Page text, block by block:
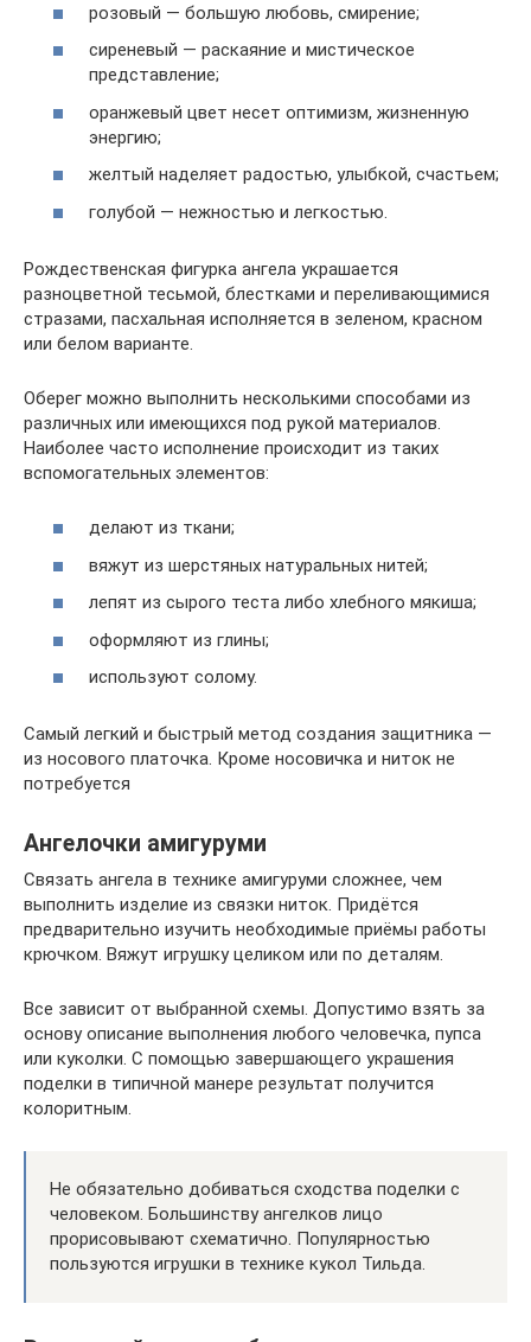
розовый ― большую любовь, смирение;
сиреневый ― раскаяние и мистическое
представление;
оранжевый цвет несет оптимизм, жизненную
энергию;
желтый наделяет радостью, улыбкой, счастьем;
голубой ― нежностью и легкостью.
Рождественская фигурка ангела украшается
разноцветной тесьмой, блестками и переливающимися
стразами, пасхальная исполняется в зеленом, красном
или белом варианте.
Оберег можно выполнить несколькими способами из
различных или имеющихся под рукой материалов.
Наиболее часто исполнение происходит из таких
вспомогательных элементов:
делают из ткани;
вяжут из шерстяных натуральных нитей;
лепят из сырого теста либо хлебного мякиша;
оформляют из глины;
используют солому.
Самый легкий и быстрый метод создания защитника ―
из носового платочка. Кроме носовичка и ниток не
потребуется
Ангелочки амигуруми
Связать ангела в технике амигуруми сложнее, чем
выполнить изделие из связки ниток. Придётся
предварительно изучить необходимые приёмы работы
крючком. Вяжут игрушку целиком или по деталям.
Все зависит от выбранной схемы. Допустимо взять за
основу описание выполнения любого человечка, пупса
или куколки. С помощью завершающего украшения
поделки в типичной манере результат получится
колоритным.
Не обязательно добиваться сходства поделки с
человеком. Большинству ангелков лицо
прорисовывают схематично. Популярностью
пользуются игрушки в технике кукол Тильда.